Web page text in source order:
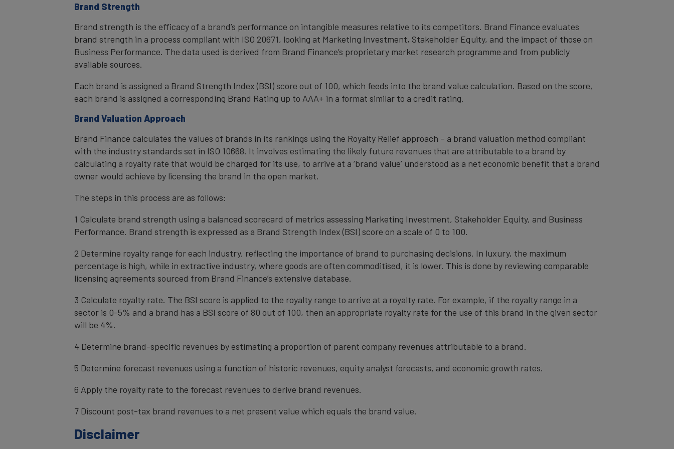
Brand Strength
Brand strength is the efficacy of a brand’s performance on intangible measures relative to its competitors. Brand Finance evaluates
brand strength in a process compliant with ISO 20671, looking at Marketing Investment, Stakeholder Equity, and the impact of those on
Business Performance. The data used is derived from Brand Finance’s proprietary market research programme and from publicly
available sources.
Each brand is assigned a Brand Strength Index (BSI) score out of 100, which feeds into the brand value calculation. Based on the score,
each brand is assigned a corresponding Brand Rating up to AAA+ in a format similar to a credit rating.
Brand Valuation Approach
Brand Finance calculates the values of brands in its rankings using the Royalty Relief approach – a brand valuation method compliant
with the industry standards set in ISO 10668. It involves estimating the likely future revenues that are attributable to a brand by
calculating a royalty rate that would be charged for its use, to arrive at a ‘brand value’ understood as a net economic benefit that a brand
owner would achieve by licensing the brand in the open market.
The steps in this process are as follows:
1 Calculate brand strength using a balanced scorecard of metrics assessing Marketing Investment, Stakeholder Equity, and Business
Performance. Brand strength is expressed as a Brand Strength Index (BSI) score on a scale of 0 to 100.
2 Determine royalty range for each industry, reflecting the importance of brand to purchasing decisions. In luxury, the maximum
percentage is high, while in extractive industry, where goods are often commoditised, it is lower. This is done by reviewing comparable
licensing agreements sourced from Brand Finance’s extensive database.
3 Calculate royalty rate. The BSI score is applied to the royalty range to arrive at a royalty rate. For example, if the royalty range in a
sector is 0-5% and a brand has a BSI score of 80 out of 100, then an appropriate royalty rate for the use of this brand in the given sector
will be 4%.
4 Determine brand-specific revenues by estimating a proportion of parent company revenues attributable to a brand.
5 Determine forecast revenues using a function of historic revenues, equity analyst forecasts, and economic growth rates.
6 Apply the royalty rate to the forecast revenues to derive brand revenues.
7 Discount post-tax brand revenues to a net present value which equals the brand value.
Disclaimer